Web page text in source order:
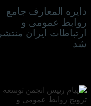
دایره المعارف جامع
روابط عمومی و
ارتباطات ایران منتشر
شد